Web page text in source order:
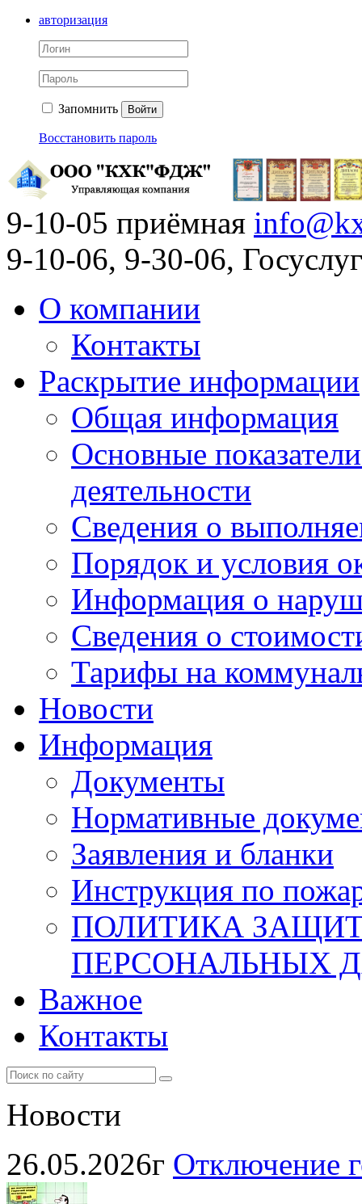
авторизация
Запомнить Войти
Восстановить пароль
9-10-05 приёмная
9-10-06, 9-30-06,
О компании
Контакты
Раскрытие информации
Общая информация
Основные
деятельности
Сведения о
Порядок и условия
Информация о
Сведения о
Тарифы на
Новости
Информация
Документы
Нормативные
Заявления и бланки
Инструкция по
ПОЛИТИКА
ПЕРСОНАЛЬНЫХ
Важное
Контакты
Новости
26.05.2026г Отключение